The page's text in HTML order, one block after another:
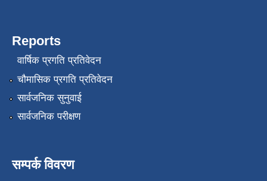
Reports
वार्षिक प्रगति प्रतिवेदन
चौमासिक प्रगति प्रतिवेदन
सार्वजनिक सुनुवाई
सार्वजनिक परीक्षण
सम्पर्क विवरण